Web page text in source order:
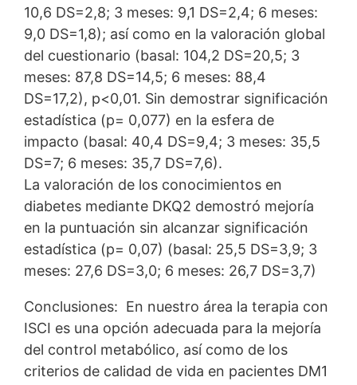
10,6 DS=2,8; 3 meses: 9,1 DS=2,4; 6 meses:
9,0 DS=1,8); así como en la valoración global
del cuestionario (basal: 104,2 DS=20,5; 3
meses: 87,8 DS=14,5; 6 meses: 88,4
DS=17,2), p<0,01. Sin demostrar significación
estadística (p= 0,077) en la esfera de
impacto (basal: 40,4 DS=9,4; 3 meses: 35,5
DS=7; 6 meses: 35,7 DS=7,6).
La valoración de los conocimientos en
diabetes mediante DKQ2 demostró mejoría
en la puntuación sin alcanzar significación
estadística (p= 0,07) (basal: 25,5 DS=3,9; 3
meses: 27,6 DS=3,0; 6 meses: 26,7 DS=3,7)
Conclusiones: En nuestro área la terapia con
ISCI es una opción adecuada para la mejoría
del control metabólico, así como de los
criterios de calidad de vida en pacientes DM1